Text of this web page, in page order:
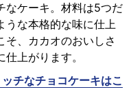
なケーキ。材料は5つだ
うな本格的な味に仕上
そ、カカオのおいしさ
上がります。
チなチョコケーキはこ